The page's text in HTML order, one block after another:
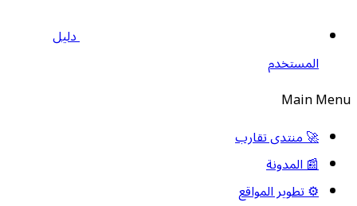
دليل
المستخدم
Main Menu
🚀 منتدى تقارب
📰 المدونة
⚙️ تطوير المواقع